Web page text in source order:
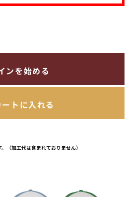
ンを始める
ートに入れる
（加工代は含まれておりません）